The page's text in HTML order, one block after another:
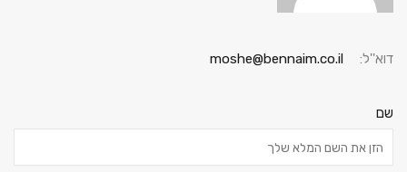
דוא''ל: moshe@bennaim.co.il
שם